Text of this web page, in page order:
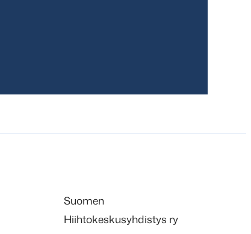
Suomen
Hiihtokeskusyhdistys ry